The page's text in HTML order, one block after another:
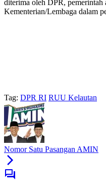
diterima oleh DPR, pemerintah
Kementerian/Lembaga dalam
Tag: DPR RI RUU Kelautan
Nomor Satu Pasangan AMIN